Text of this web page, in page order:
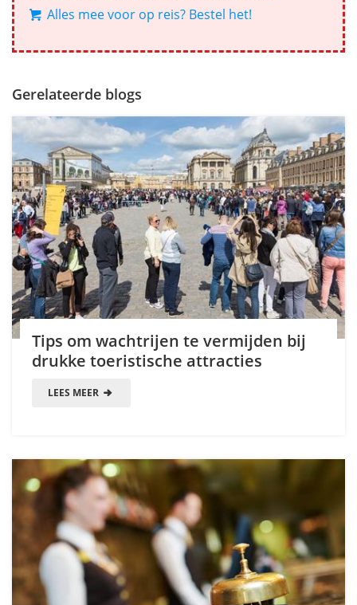
Alles mee voor op reis? Bestel het!
Gerelateerde blogs
Tips om wachtrijen te vermijden bij
drukke toeristische attracties
LEES MEER